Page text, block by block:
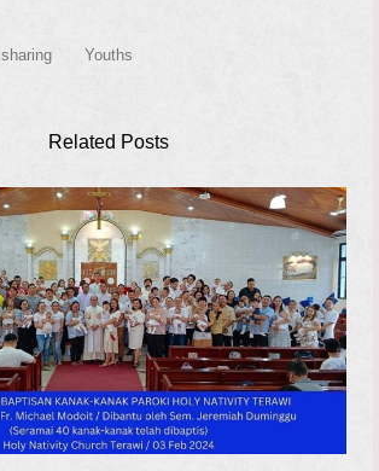
sharing Youths
Related Posts